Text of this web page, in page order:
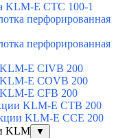
KLM-E CTC 100-1
перфорированная
перфорированная
E CIVB 200
E COVB 200
E CFB 200
KLM-E CTB 200
KLM-E CCE 200
KLM
▼